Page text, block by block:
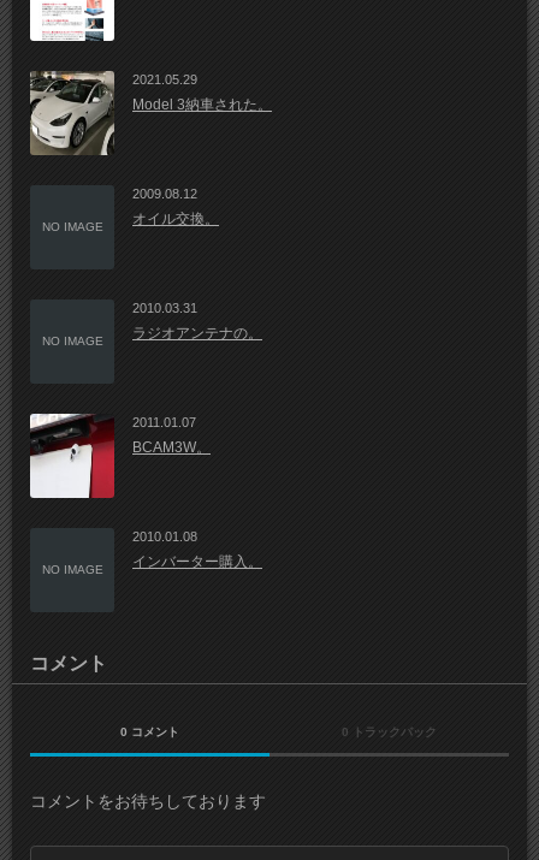
2021.05.29
Model 3納車された。
NO IMAGE
2009.08.12
オイル交換。
NO IMAGE
2010.03.31
ラジオアンテナの。
2011.01.07
BCAM3W。
NO IMAGE
2010.01.08
インバーター購入。
コメント
0 コメント 0 トラックバック
コメントをお待ちしております